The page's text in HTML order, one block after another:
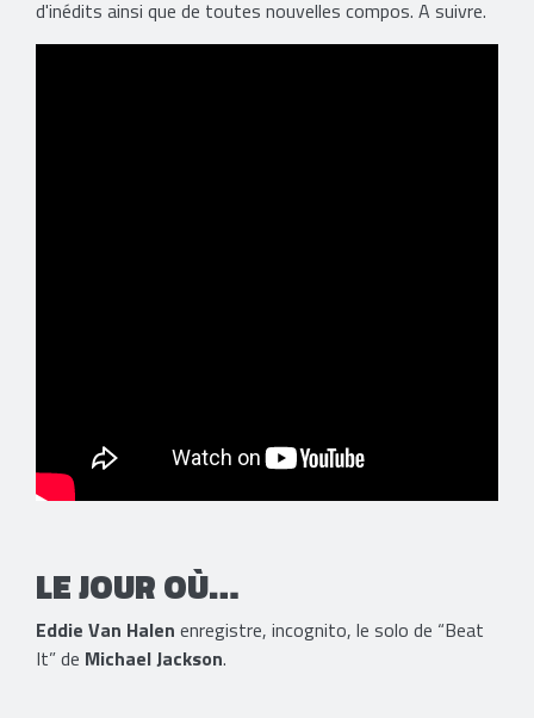
d'inédits ainsi que de toutes nouvelles compos. A suivre.
LE JOUR OÙ…
Eddie Van Halen enregistre, incognito, le solo de “Beat
It” de Michael Jackson.